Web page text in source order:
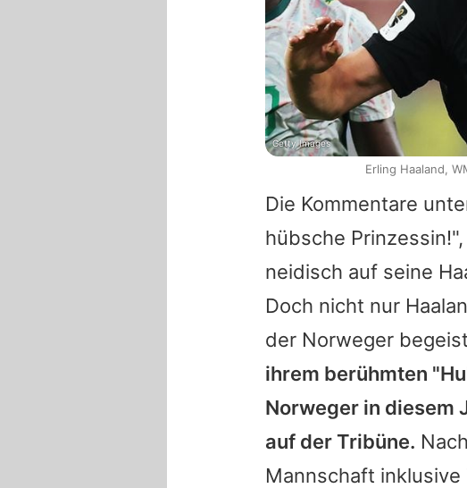
Die Kommentare
hübsche
neidisch auf seine
Doch nicht nur
der Norweger
ihrem berühmten
Norweger in diesem
auf der Tribüne.
Mannschaft
Getty Images
Erling Haaland,